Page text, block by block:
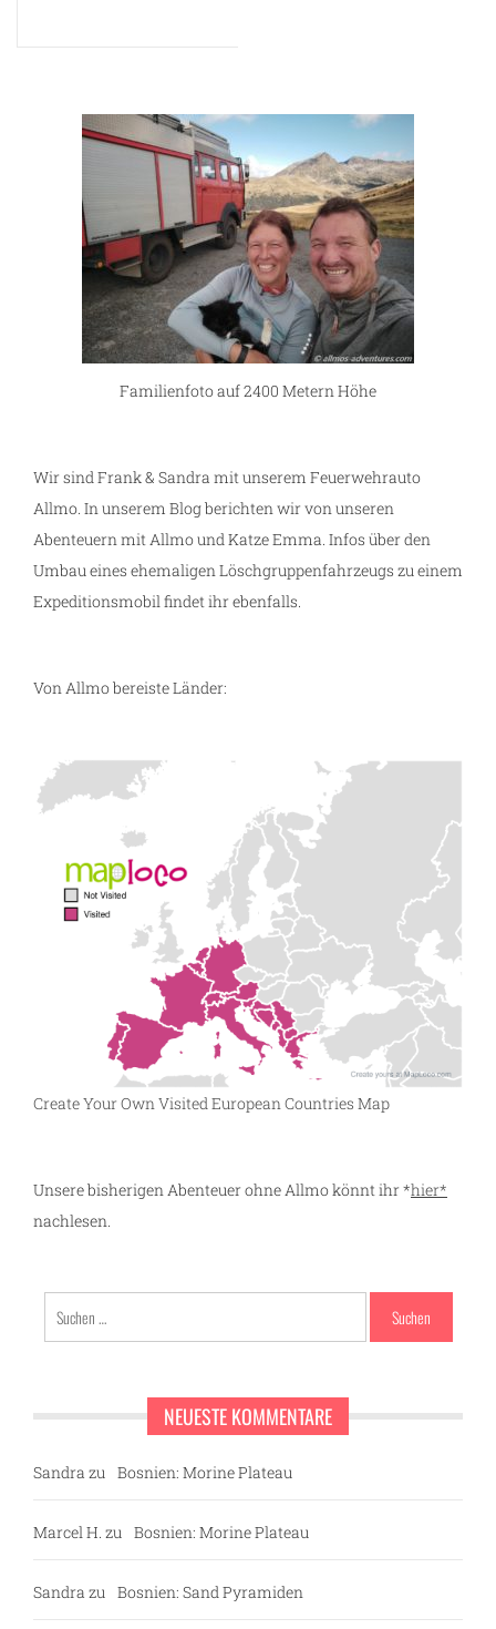
Familienfoto auf 2400 Metern Höhe
Wir sind Frank & Sandra mit unserem Feuerwehrauto
Allmo. In unserem Blog berichten wir von unseren
Abenteuern mit Allmo und Katze Emma. Infos über den
Umbau eines ehemaligen Löschgruppenfahrzeugs zu einem
Expeditionsmobil findet ihr ebenfalls.
Von Allmo bereiste Länder:
Create Your Own Visited European Countries Map
Unsere bisherigen Abenteuer ohne Allmo könnt ihr *hier*
nachlesen.
Suchen
nach:
NEUESTE KOMMENTARE
Sandra zu Bosnien: Morine Plateau
Marcel H. zu Bosnien: Morine Plateau
Sandra zu Bosnien: Sand Pyramiden